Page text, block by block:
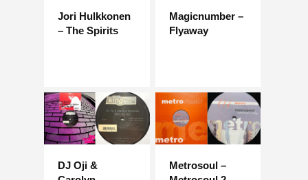
Jori Hulkkonen
– The Spirits
Magicnumber –
Flyaway
DJ Oji &
Metrosoul –